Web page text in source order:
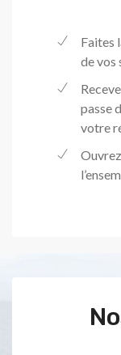
Faites
de vos
passe
votre